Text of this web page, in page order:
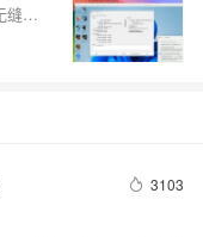
VMware Tools 12.5.3 发布 - 客户机操作系统无缝交互必备组件
3103